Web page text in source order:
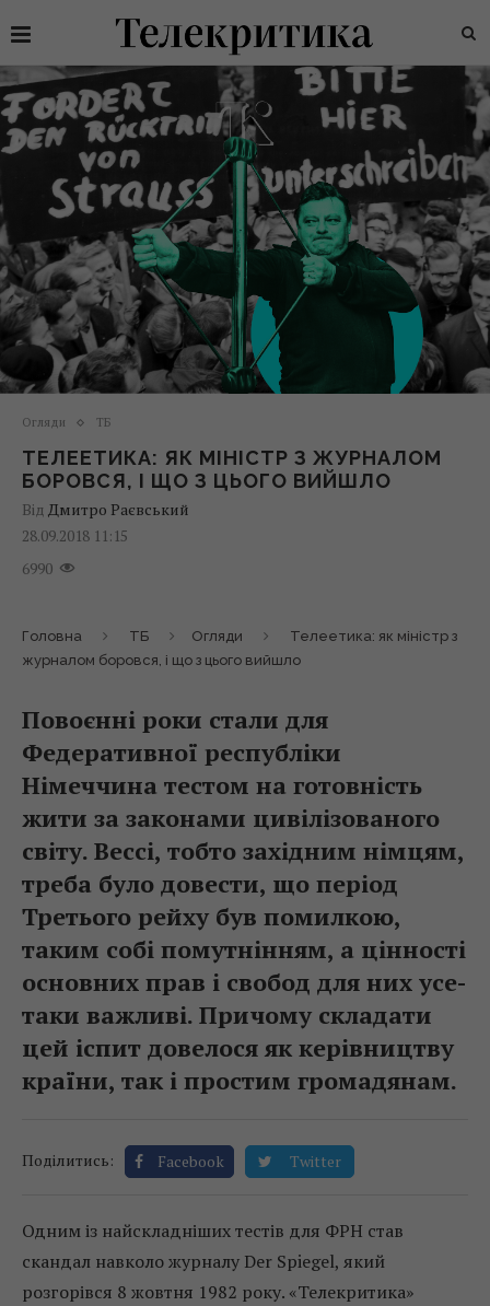
Огляди ТБ
ТЕЛЕЕТИКА: ЯК МІНІСТР З ЖУРНАЛОМ
БОРОВСЯ, І ЩО З ЦЬОГО ВИЙШЛО
Від Дмитро Раєвський
28.09.2018 11:15
6990
Головна ТБ Огляди
Телеетика: як міністр з
журналом боровся, і що з цього вийшло
Повоєнні роки стали для
Федеративної республіки
Німеччина тестом на готовність
жити за законами цивілізованого
світу. Вессі, тобто західним німцям,
треба було довести, що період
Третього рейху був помилкою,
таким собі помутнінням, а цінності
основних прав і свобод для них усе-
таки важливі. Причому складати
цей іспит довелося як керівництву
країни, так і простим громадянам.
Поділитись: Facebook Twitter
Одним із найскладніших тестів для ФРН став
скандал навколо журналу Der Spiegel, який
розгорівся 8 жовтня 1982 року. «Телекритика»